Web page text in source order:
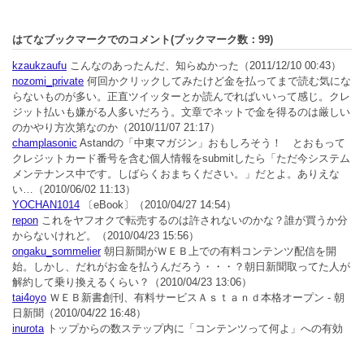
はてなブックマークでのコメント(ブックマーク数： 99)
kzaukzaufu こんなのあったんだ、知らぬかった （2011/12/10 00:43）
nozomi_private 何回かクリックしてみたけど金を払ってまで読む気にな
らないものが多い。正直ツイッターとか読んでればいいって感じ。クレ
ジット払いも嫌がる人多いだろう。文章でネットで金を得るのは厳しい
のかやり方次第なのか （2010/11/07 21:17）
champlasonic Astandの「中東マガジン」おもしろそう！ とおもって
クレジットカード番号を含む個人情報をsubmitしたら「ただ今システム
メンテナンス中です。しばらくおまちください。」だとよ。ありえな
い… （2010/06/02 11:13）
YOCHAN1014 〔eBook〕
（2010/04/27 14:54）
repon これをヤフオクで転売するのは許されないのかな？誰が買うか分
からないけれど。
（2010/04/23 15:56）
ongaku_sommelier朝日新聞がＷＥＢ上での有料コンテンツ配信を開
始。しかし、だれがお金を払うんだろう・・・？朝日新聞取ってた人が
解約して乗り換えるくらい？
（2010/04/23 13:06）
tai4oyo ＷＥＢ新書創刊、有料サービスＡｓｔａｎｄ本格オープン - 朝
日新聞 （2010/04/22 16:48）
inurotaトップからの数ステップ内に「コンテンツって何よ」への有効